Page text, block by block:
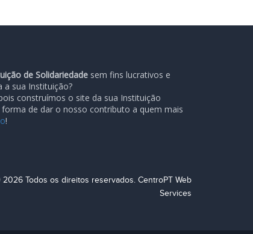
de Solidariedadesem fins lucrativos e
a sua Instituição?
construímos o site da sua Instituição
de dar o nosso contributo a quem mais
!
Todos os direitos reservados. CentroPT Web
Services